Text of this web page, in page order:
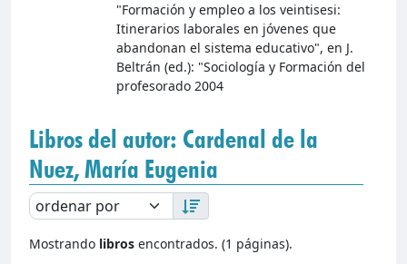
"Formación y empleo a los veintisesi:
Itinerarios laborales en jóvenes que
abandonan el sistema educativo", en J.
Beltrán (ed.): "Sociología y Formación del
profesorado 2004
Libros del autor: Cardenal de la
Nuez, María Eugenia
Mostrando libros encontrados. (1 páginas).